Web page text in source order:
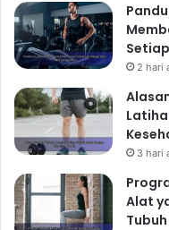
2 hari
3 hari
Alat
Tubuh